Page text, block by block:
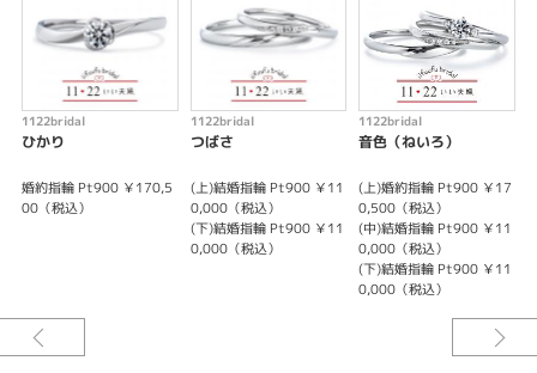
セットリング アンティーク
レディース
紹介文
アームのきらきらした仕上げとサイドのミル打ちが絶妙のバランス。仕上げ
※婚約指輪センターダイヤモンド込みの価格です。
1122bridal
ひかり
婚約指輪 Pt900 ￥170,5
00（税込）
1122bridal
つばさ
(上)結婚指輪 Pt900 ￥11
0,000（税込）
(下)結婚指輪 Pt900 ￥11
0,000（税込）
1122bridal
音色（ねいろ）
(上)婚約指輪 Pt900 ￥17
0,500（税込）
(中)結婚指輪 Pt900 ￥11
0,000（税込）
(下)結婚指輪 Pt900 ￥11
0,000（税込）